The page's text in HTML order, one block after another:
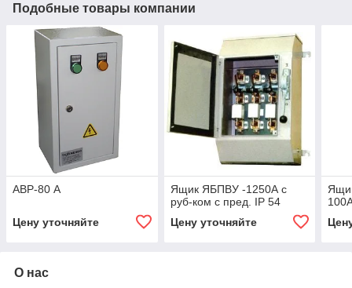
Подобные товары компании
АВР-80 А
Цену уточняйте
Ящик ЯБПВУ -1250А с
руб-ком с пред. IP 54
Цену уточняйте
О нас